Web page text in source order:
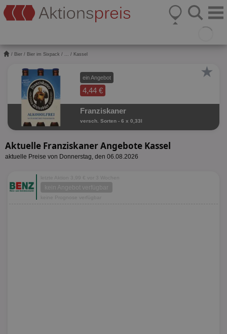
/ Bier / Bier im Sixpack / ... / Kassel
ein Angebot
4,44 €
★
Franziskaner
versch. Sorten - 6 x 0,33l
Aktuelle Franziskaner Angebote Kassel
aktuelle Preise von Donnerstag, den 06.08.2026
letzte Aktion 3,99 € vor 3 Wochen
kein Angebot verfügbar
keine Prognose verfügbar